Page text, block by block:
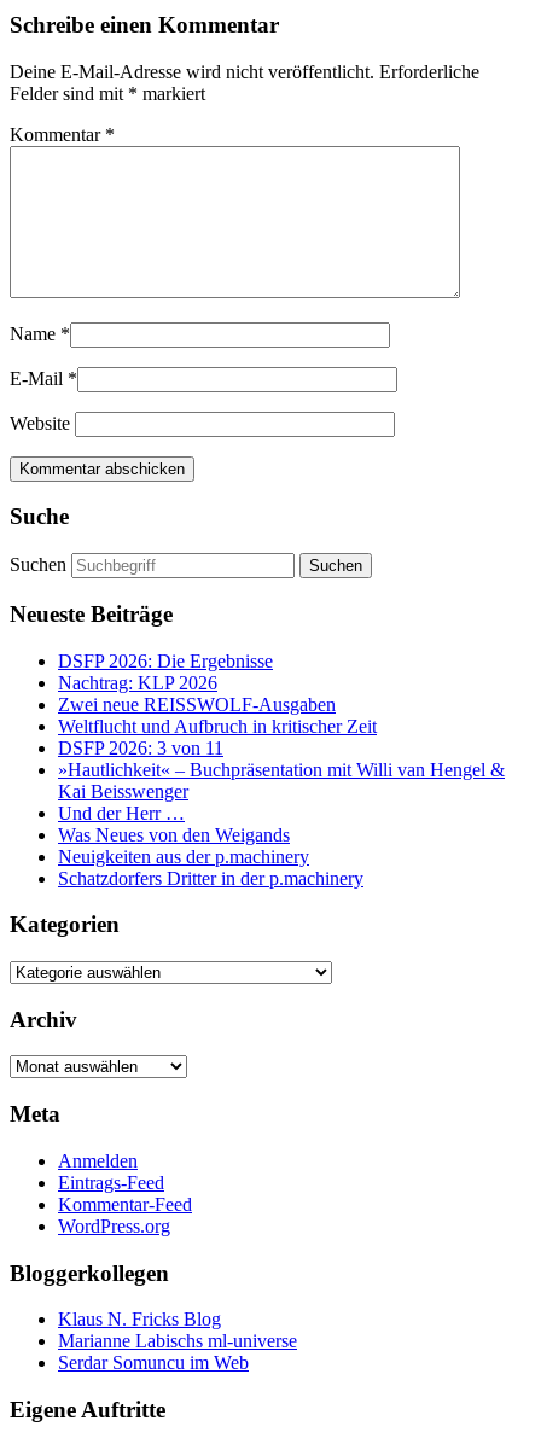
Schreibe einen Kommentar
Deine E-Mail-Adresse wird nicht veröffentlicht. Erforderliche
Felder sind mit * markiert
Kommentar *
Name *
E-Mail *
Website
Suche
Suchen
Neueste Beiträge
DSFP 2026: Die Ergebnisse
Nachtrag: KLP 2026
Zwei neue REISSWOLF-Ausgaben
Weltflucht und Aufbruch in kritischer Zeit
DSFP 2026: 3 von 11
»Hautlichkeit« – Buchpräsentation mit Willi van Hengel &
Kai Beisswenger
Und der Herr …
Was Neues von den Weigands
Neuigkeiten aus der p.machinery
Schatzdorfers Dritter in der p.machinery
Kategorien
Kategorien
Archiv
Archiv
Meta
Anmelden
Eintrags-Feed
Kommentar-Feed
WordPress.org
Bloggerkollegen
Klaus N. Fricks Blog
Marianne Labischs ml-universe
Serdar Somuncu im Web
Eigene Auftritte